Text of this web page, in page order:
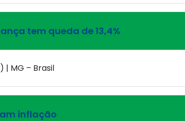
tem queda de 13,4%
| MG – Brasil
inflação